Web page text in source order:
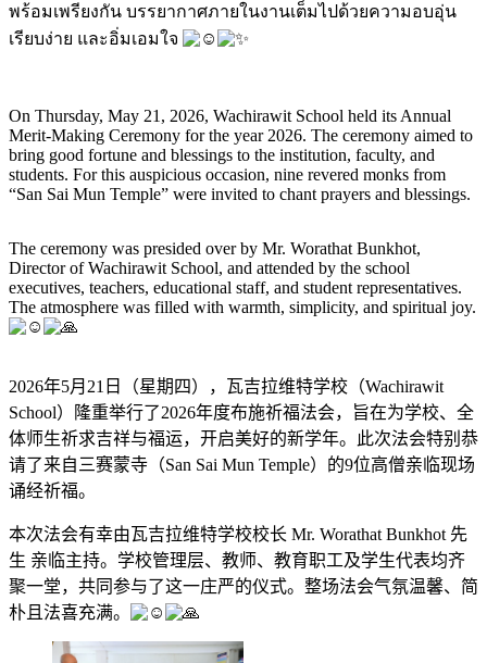
พร้อมเพรียงกัน บรรยากาศภายในงานเต็มไปด้วยความอบอุ่น
เรียบง่าย และอิ่มเอมใจ
On Thursday, May 21, 2026, Wachirawit School held its Annual
Merit-Making Ceremony for the year 2026. The ceremony aimed to
bring good fortune and blessings to the institution, faculty, and
students. For this auspicious occasion, nine revered monks from
“San Sai Mun Temple” were invited to chant prayers and blessings.
The ceremony was presided over by Mr. Worathat Bunkhot,
Director of Wachirawit School, and attended by the school
executives, teachers, educational staff, and student representatives.
The atmosphere was filled with warmth, simplicity, and spiritual joy.
2026年5月21日（星期四），瓦吉拉维特学校（Wachirawit
School）隆重举行了2026年度布施祈福法会，旨在为学校、全
体师生祈求吉祥与福运，开启美好的新学年。此次法会特别恭
请了来自三赛蒙寺（San Sai Mun Temple）的9位高僧亲临现场
诵经祈福。
本次法会有幸由瓦吉拉维特学校校长 Mr. Worathat Bunkhot 先
生 亲临主持。学校管理层、教师、教育职工及学生代表均齐
聚一堂，共同参与了这一庄严的仪式。整场法会气氛温馨、简
朴且法喜充满。